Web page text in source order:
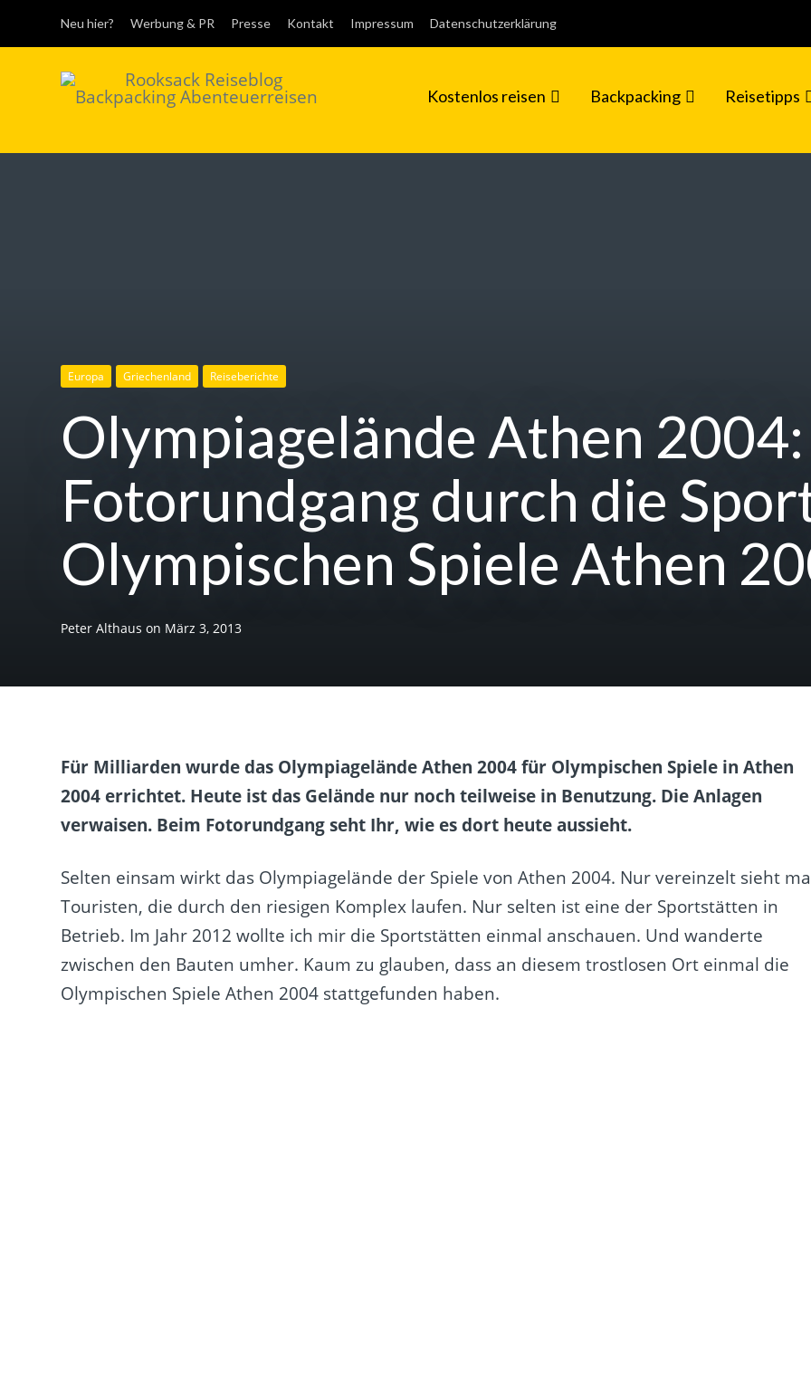
Neu hier? Werbung & PR Presse Kontakt Impressum Datenschutzerklärung
Reiseblog für
Kostenlos reisen Backpacking Reisetipps
Europa Griechenland Reiseberichte
Olympiagelände Athen 2004:
Fotorundgang durch die
Olympischen Spiele Athen
Peter Althauson März 3, 2013
Für Milliarden wurde das Olympiagelände Athen 2004 für Olympischen Spiele in Athen
2004 errichtet. Heute ist das Gelände nur noch teilweise in Benutzung. Die Anlagen
verwaisen. Beim Fotorundgang seht Ihr, wie es dort heute aussieht.
Selten einsam wirkt das Olympiagelände der Spiele von Athen 2004. Nur vereinzelt sieht
Touristen, die durch den riesigen Komplex laufen. Nur selten ist eine der Sportstätten in
Betrieb. Im Jahr 2012 wollte ich mir die Sportstätten einmal anschauen. Und wanderte
zwischen den Bauten umher. Kaum zu glauben, dass an diesem trostlosen Ort einmal die
Olympischen Spiele Athen 2004 stattgefunden haben.